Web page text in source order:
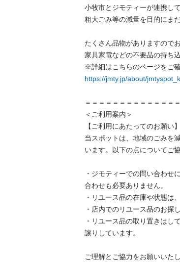
小牧市とジモティーが連携し
粗⼤ごみ等の減量を⽬的にま
たくさん品物がありますので
家具家電などの不要品の持ち
https://jmty.jp/about/
＝＝＝＝＝＝＝＝＝＝＝＝＝
＜ご利用案内＞
【ご利用にあたってのお願い】
当スポットは、地域のごみを
います。以下の点についてご
・ジモティーでの問い合わせ
合わせも必要ありません。
・リユース品の在庫や状態は
・店内でのリユース品のお探
・リユース品の取り置きはし
譲りしています。
ご理解とご協力をお願いいたし